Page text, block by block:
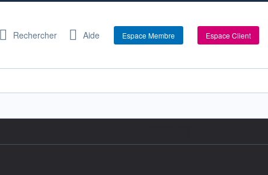
Rechercher Aide Espace Membre Espace Client